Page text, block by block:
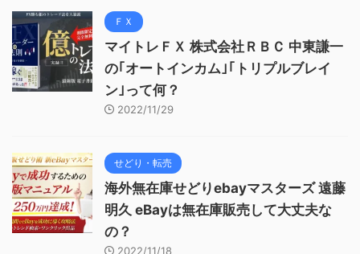
ＦＸ
マイトレＦＸ 株式会社ＲＢＣ 中東謙一
の｢オートインカム｣｢トリプルブレイ
ン｣って何？
2022/11/29
せどり・転売
海外無在庫せどりebayマスターズ 遠藤
明久 eBayは無在庫販売して大丈夫な
の？
2022/11/18